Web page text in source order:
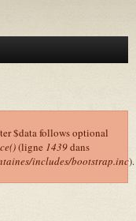
$data follows optional
(ligne 1439dans
includes/bootstrap.inc).